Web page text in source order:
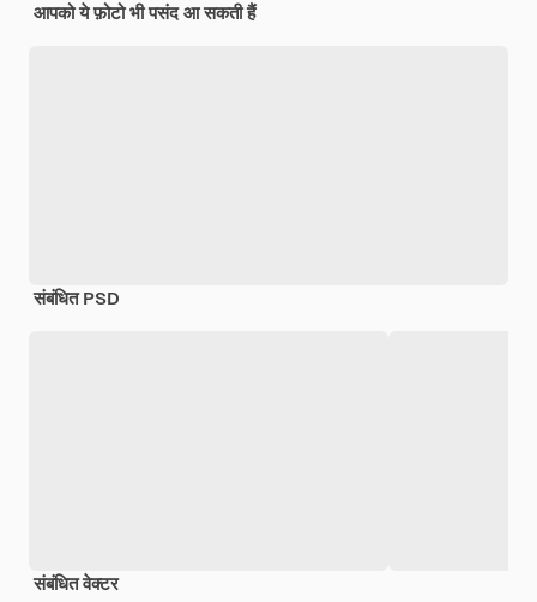
आपको ये फ़ोटो भी पसंद आ सकती हैं
संबंधित PSD
संबंधित वेक्टर